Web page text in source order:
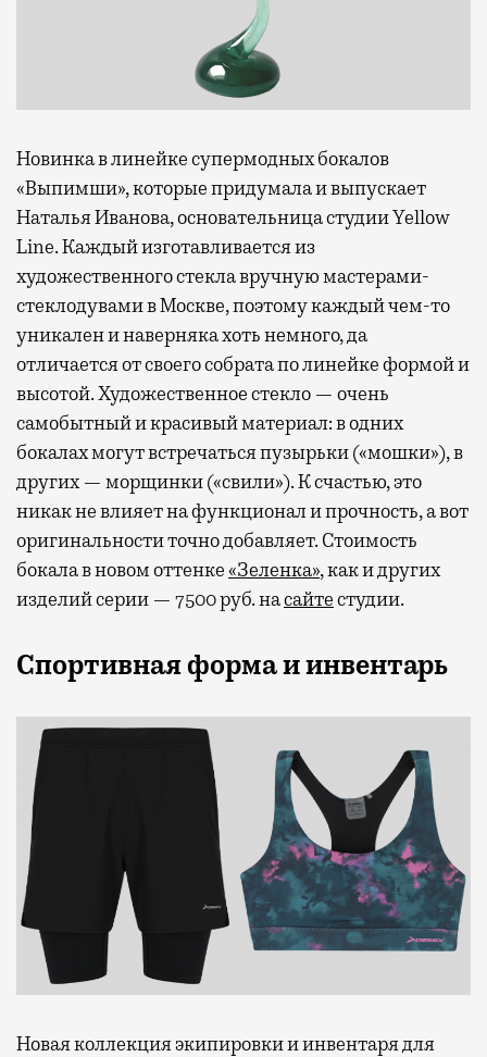
Новинка в линейке супермодных бокалов
«Выпимши», которые придумала и выпускает
Наталья Иванова, основательница студии Yellow
Line. Каждый изготавливается из
художественного стекла вручную мастерами-
стеклодувами в Москве, поэтому каждый чем-то
уникален и наверняка хоть немного, да
отличается от своего собрата по линейке формой и
высотой. Художественное стекло — очень
самобытный и красивый материал: в одних
бокалах могут встречаться пузырьки («мошки»), в
других — морщинки («свили»). К счастью, это
никак не влияет на функционал и прочность, а вот
оригинальности точно добавляет. Стоимость
бокала в новом оттенке«Зеленка», как и других
изделий серии — 7500 руб. насайтестудии.
Спортивная форма и инвентарь
Новая коллекция экипировки и инвентаря для